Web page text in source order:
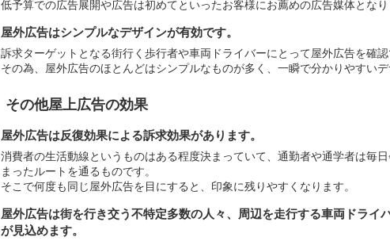
低予算での広告展開や広告は初めてといったお客様にお薦めの広告媒体とな
屋外広告はシンプルなデザインが有効です。
訴求ターゲットとなる街行く歩行者や車両ドライバーにとって屋外広告を確
その為、屋外広告のほとんどはシンプルなものが多く、一瞬で分かりやすい
その他屋上広告の効果
屋外広告は反復効果による訴求効果があります。
消費者の生活動線というものはある程度決まっていて、通勤者や通学者は毎
まったルートを通るものです。
そこで何度も同じ屋外広告を目にすると、印象に残りやすくなります。
屋外広告は街を行き交う不特定多数の人々、周辺を走行する車両ドライ
が見込めます。